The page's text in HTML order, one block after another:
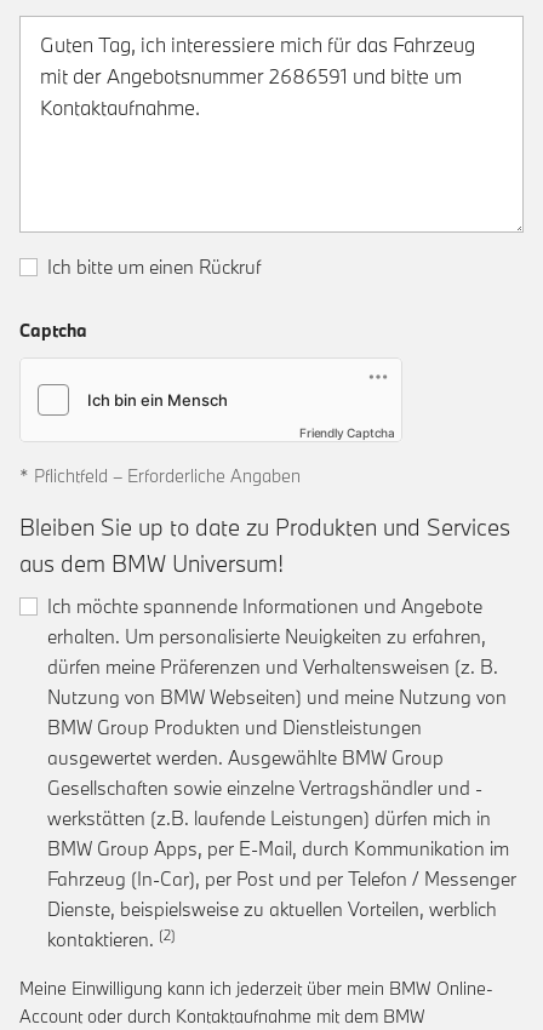
Ich bitte um einen Rückruf
Captcha
Friendly Captcha
* Pflichtfeld – Erforderliche Angaben
Bleiben Sie up to date zu Produkten und Services
aus dem BMW Universum!
Ich möchte spannende Informationen und Angebote
erhalten. Um personalisierte Neuigkeiten zu erfahren,
dürfen meine Präferenzen und Verhaltensweisen (z. B.
Nutzung von BMW Webseiten) und meine Nutzung von
BMW Group Produkten und Dienstleistungen
ausgewertet werden. Ausgewählte BMW Group
Gesellschaften sowie einzelne Vertragshändler und -
werkstätten (z.B. laufende Leistungen) dürfen mich in
BMW Group Apps, per E-Mail, durch Kommunikation im
Fahrzeug (In-Car), per Post und per Telefon / Messenger
Dienste, beispielsweise zu aktuellen Vorteilen, werblich
kontaktieren. Link zur Fußnote: Einwilligung zur
Meine Einwilligung kann ich jederzeit über mein BMW Online-
Account oder durch Kontaktaufnahme mit dem BMW